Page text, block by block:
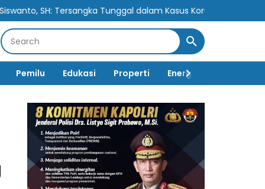
Tunggal dalam Kasus Korupsi Berpotensi Cederai Rasa
Pemilu Edukasi Properti Energi